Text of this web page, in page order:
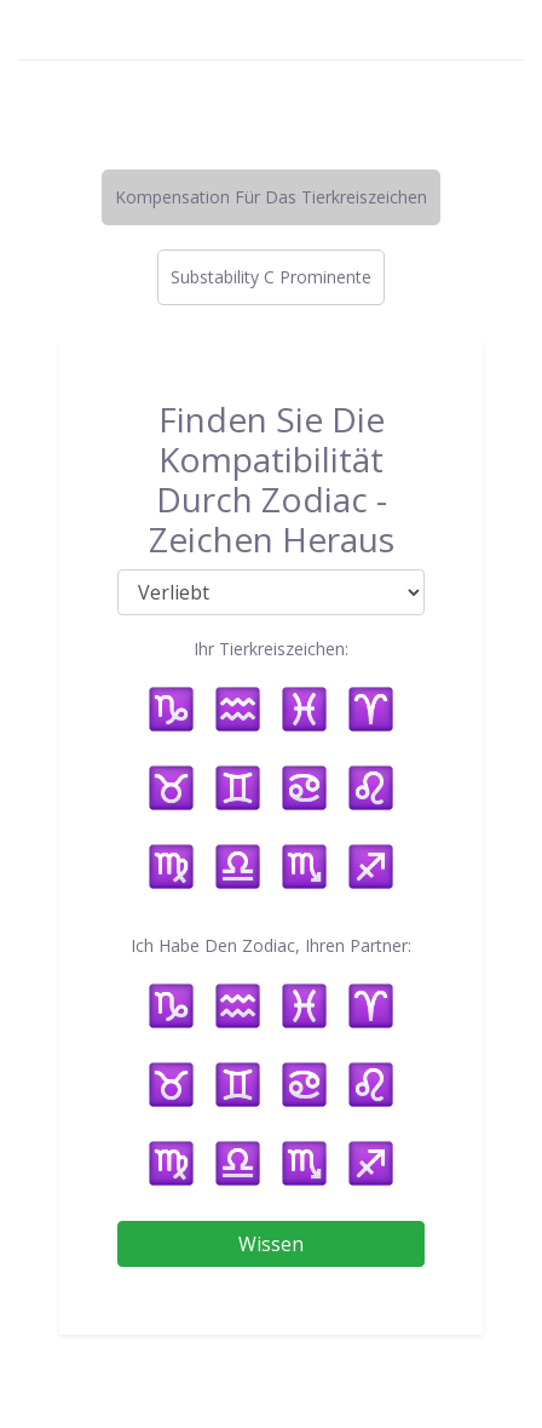
Kompensation Für Das Tierkreiszeichen
Substability C Prominente
Finden Sie Die
Kompatibilität
Durch Zodiac -
Zeichen Heraus
Ihr Tierkreiszeichen:
Ich Habe Den Zodiac, Ihren Partner:
Wissen